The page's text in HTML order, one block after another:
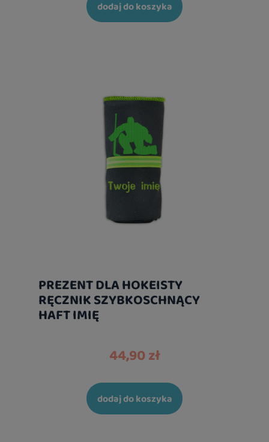
dodaj do koszyka
PREZENT DLA HOKEISTY
RĘCZNIK SZYBKOSCHNĄCY
HAFT IMIĘ
44,90 zł
dodaj do koszyka